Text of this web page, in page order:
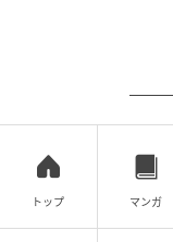
ッチ シフト」が
トップ マンガ